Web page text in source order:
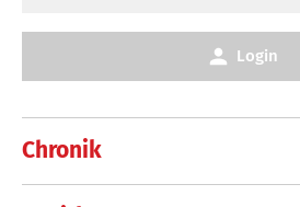
Chronik
Login